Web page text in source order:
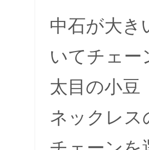
中石が大き
いてチェー
太目の小豆
ネックレス